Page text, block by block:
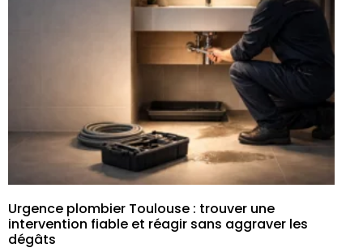
Urgence plombier Toulouse : trouver une
intervention fiable et réagir sans aggraver les
dégâts